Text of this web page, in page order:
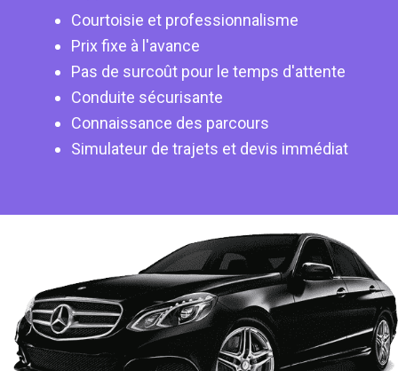
Courtoisie et professionnalisme
Prix fixe à l'avance
Pas de surcoût pour le temps d'attente
Conduite sécurisante
Connaissance des parcours
Simulateur de trajets et devis immédiat